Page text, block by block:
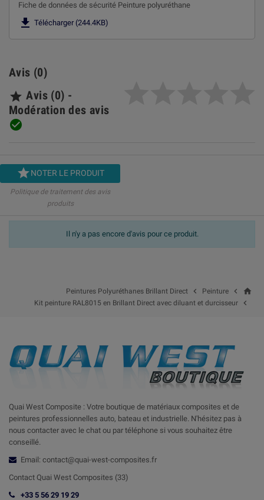
Fiche de données de sécurité Peinture polyuréthane
 Télécharger (244.4KB)
Avis (0)
 Avis (0) -
Modération des avis

NOTER LE PRODUIT
Politique de traitement des avis
produits
Il n'y a pas encore d'avis pour ce produit.
home

Peinture

Peintures Polyuréthanes Brillant Direct

Kit peinture RAL8015 en Brillant Direct avec diluant et durcisseur
Quai West Composite : Votre boutique de matériaux composites et de
peintures professionnelles auto, bateau et industrielle. N'hésitez pas à
nous contacter avec le chat ou par téléphone si vous souhaitez être
conseillé.
Email: contact@quai-west-composites.fr
Contact Quai West Composites (33)
+33 5 56 29 19 29